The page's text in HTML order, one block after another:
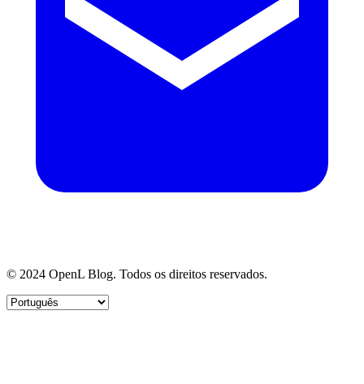
© 2024 OpenL Blog. Todos os direitos reservados.